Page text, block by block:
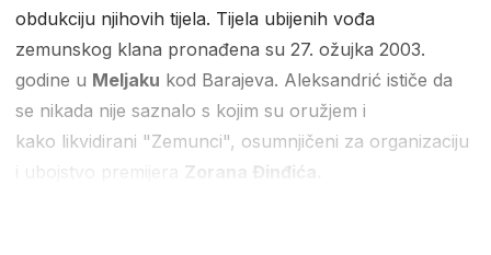
obdukciju njihovih tijela. Tijela ubijenih vođa
zemunskog klana pronađena su 27. ožujka 2003.
godine u Meljaku kod Barajeva. Aleksandrić ističe da
se nikada nije saznalo s kojim su oružjem i
kako likvidirani "Zemunci", osumnjičeni za organizaciju
i ubojstvo premijera Zorana Đinđića.